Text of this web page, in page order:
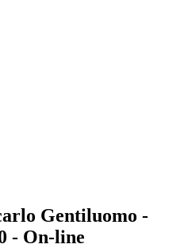
Gentiluomo -
- On-line